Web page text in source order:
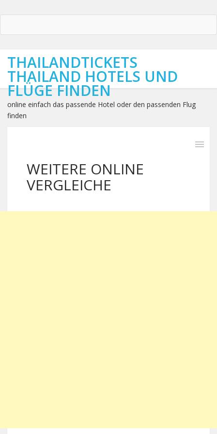
THAILANDTICKETS
THAILAND HOTELS UND
FLÜGE FINDEN
online einfach das passende Hotel oder den passenden Flug
finden
WEITERE ONLINE
VERGLEICHE